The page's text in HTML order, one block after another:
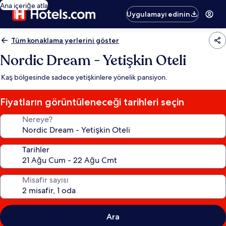
Ana içeriğe atla
Uygulamayı edinin
Tüm konaklama yerlerini göster
Nordic Dream - Yetişkin Oteli
Kaş bölgesinde sadece yetişkinlere yönelik pansiyon.
Fiyatların görüntüleneceği tarihleri seçin
Nereye?
Tarihler
Misafir sayısı
Ara